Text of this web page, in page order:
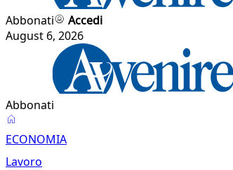
Abbonati
Accedi
August 6, 2026
Abbonati
ECONOMIA
Lavoro